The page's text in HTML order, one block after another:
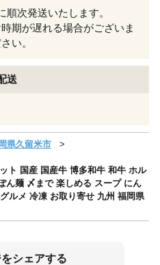
順次発送いたします。
期が遅れる場合がございま
い。
送
県久留米市
ト 国産 国産牛 博多和牛 和牛 ホル
ん麺 〆まで 楽しめる スープ にん
ルメ 冷凍 お取り寄せ 九州 福岡県
シェアする